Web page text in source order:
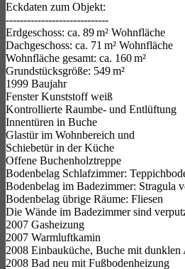
Eckdaten zum Objekt:
-----------------------------
Erdgeschoss: ca. 89 m² Wohnfläche
Dachgeschoss: ca. 71 m² Wohnfläche
Wohnfläche gesamt: ca. 160 m²
Grundstücksgröße: 549 m²
1999 Baujahr
Fenster Kunststoff weiß
Kontrollierte Raumbe- und Entlüftung
Innentüren in Buche
Glastür im Wohnbereich und
Schiebetür in der Küche
Offene Buchenholztreppe
Bodenbelag Schlafzimmer:
Bodenbelag im Badezimmer: Stragula
Bodenbelag übrige Räume: Fliesen
Die Wände im Badezimmer sind
2007 Gasheizung
2007 Warmluftkamin
2008 Einbauküche, Buche mit dunklen
2008 Bad neu mit Fußbodenheizung